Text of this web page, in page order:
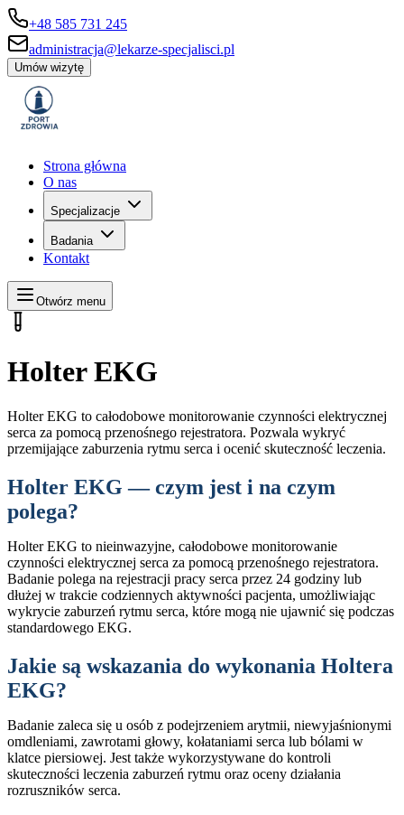
+48 585 731 245
administracja@lekarze-specjalisci.pl
Umów wizytę
Strona główna
O nas
Specjalizacje
Badania
Kontakt
Otwórz menu
Holter EKG
Holter EKG to całodobowe monitorowanie czynności elektrycznej
serca za pomocą przenośnego rejestratora. Pozwala wykryć
przemijające zaburzenia rytmu serca i ocenić skuteczność leczenia.
Holter EKG — czym jest i na czym
polega?
Holter EKG to nieinwazyjne, całodobowe monitorowanie
czynności elektrycznej serca za pomocą przenośnego rejestratora.
Badanie polega na rejestracji pracy serca przez 24 godziny lub
dłużej w trakcie codziennych aktywności pacjenta, umożliwiając
wykrycie zaburzeń rytmu serca, które mogą nie ujawnić się podczas
standardowego EKG.
Jakie są wskazania do wykonania Holtera
EKG?
Badanie zaleca się u osób z podejrzeniem arytmii, niewyjaśnionymi
omdleniami, zawrotami głowy, kołataniami serca lub bólami w
klatce piersiowej. Jest także wykorzystywane do kontroli
skuteczności leczenia zaburzeń rytmu oraz oceny działania
rozruszników serca.